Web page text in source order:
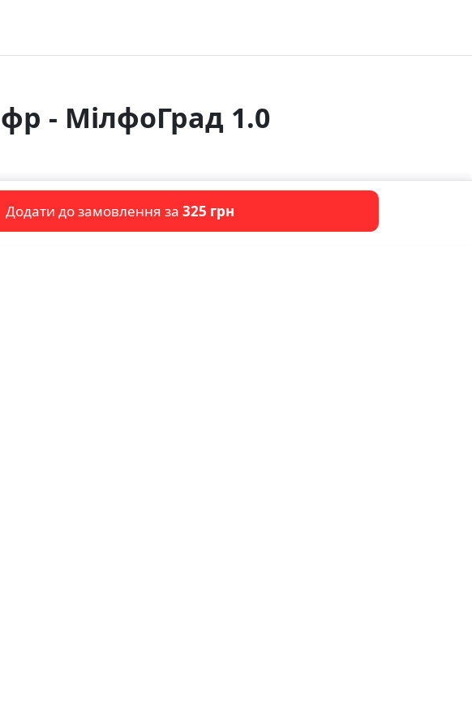
- МілфоГрад 1.0
Додати до замовлення за 325 грн